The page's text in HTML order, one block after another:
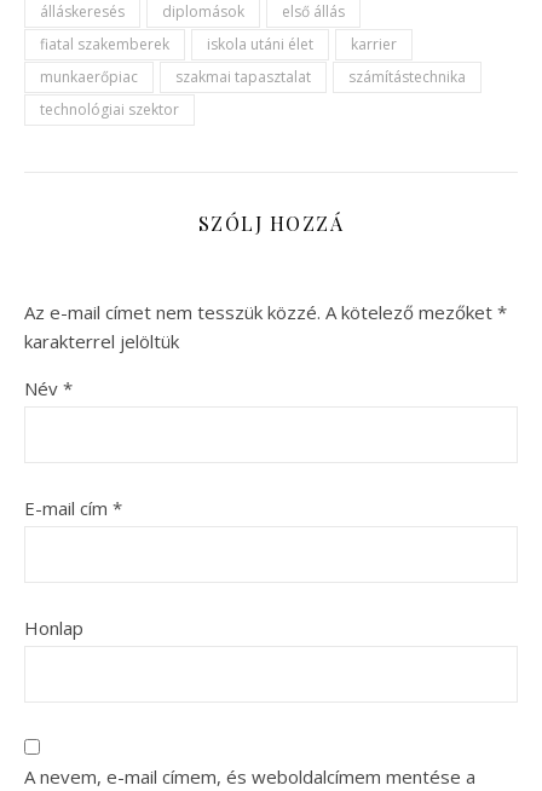
álláskeresés diplomások
első állás
fiatal szakemberek
iskola utáni élet
karrier
munkaerőpiac
szakmai tapasztalat
számítástechnika
technológiai szektor
SZÓLJ HOZZÁ
Az e-mail címet nem tesszük közzé. A kötelező mezőket *
karakterrel jelöltük
Név *
E-mail cím *
Honlap
A nevem, e-mail címem, és weboldalcímem mentése a